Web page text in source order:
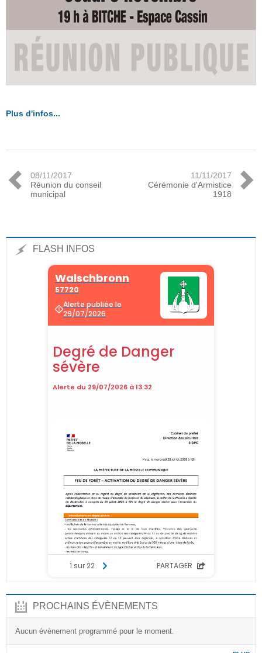
Plus d'infos...
08/11/2017
Réunion du conseil
municipal
11/11/2017
Cérémonie d'Armistice
1918
FLASH INFOS
PROCHAINS ÉVÈNEMENTS
Aucun évènement programmé pour le moment.